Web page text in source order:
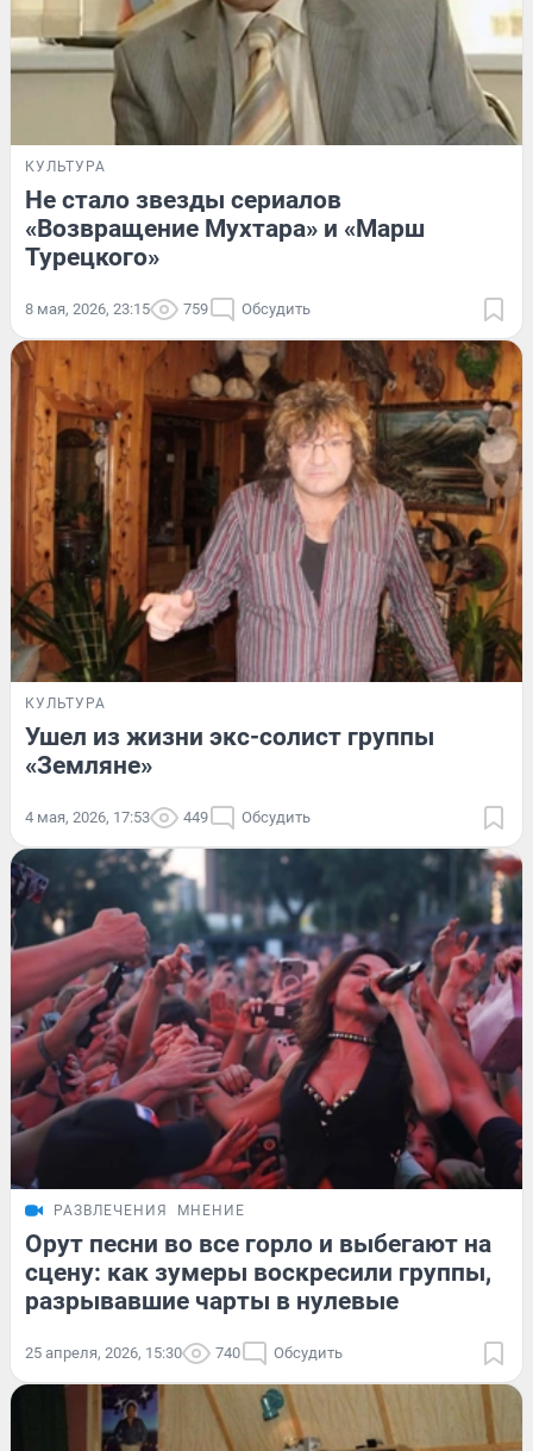
КУЛЬТУРА
Не стало звезды сериалов
«Возвращение Мухтара» и «Марш
Турецкого»
8 мая, 2026, 23:15 759 Обсудить
КУЛЬТУРА
Ушел из жизни экс-солист группы
«Земляне»
4 мая, 2026, 17:53 449 Обсудить
РАЗВЛЕЧЕНИЯ МНЕНИЕ
Орут песни во все горло и выбегают на
сцену: как зумеры воскресили группы,
разрывавшие чарты в нулевые
25 апреля, 2026, 15:30 740 Обсудить